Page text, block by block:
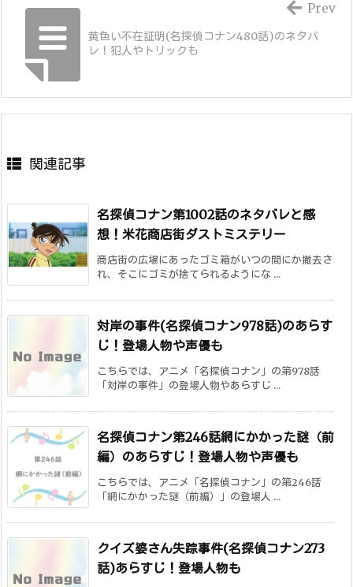
黄色い不在証明(名探偵コナン480話)のネタバ
レ！犯人やトリックも
Prev
関連記事
名探偵コナン第1002話のネタバレと感
想！米花商店街ダストミステリー
商店街の広場にあったゴミ箱がいつの間にか撤去さ
れ、そこにゴミが捨てられるようにな ...
対岸の事件(名探偵コナン978話)のあらす
じ！登場人物や声優も
こちらでは、アニメ「名探偵コナン」の第978話
「対岸の事件」の登場人物やあらすじ ...
名探偵コナン第246話網にかかった謎（前
編）のあらすじ！登場人物や声優も
こちらでは、アニメ「名探偵コナン」の第246話
「網にかかった謎（前編）」の登場人 ...
クイズ婆さん失踪事件(名探偵コナン273
話)あらすじ！登場人物も